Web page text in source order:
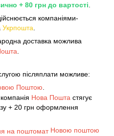
+ 80 грн до вартості
компаніями-
Укрпошта
доставка можлива
післяплати можливе:
Поштою
Нова Пошта стягує
+ 20 грн оформлення
Новою поштою